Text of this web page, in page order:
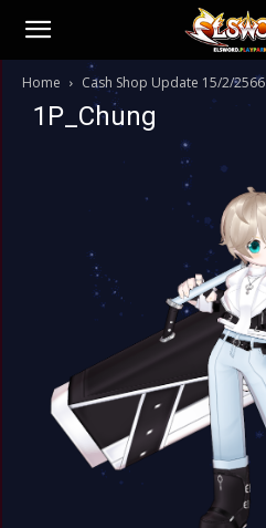
Home Cash Shop Update 15/2/2566
1P_Chung